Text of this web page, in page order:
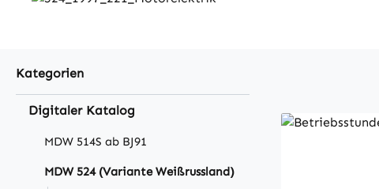
Kategorien
Digitaler Katalog
MDW 514S ab BJ91
MDW 524 (Variante Weißrussland)